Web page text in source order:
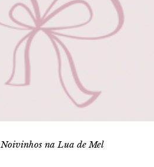
Noivinhos na Lua de Mel